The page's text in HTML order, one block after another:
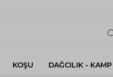
KOŞU DAĞCILIK - KAMP